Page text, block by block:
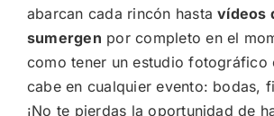
abarcan cada rincón hastavídeos
sumergen por completo en el
como tener un estudio fotográfico
cabe en cualquier evento: bodas,
¡No te pierdas la oportunidad de